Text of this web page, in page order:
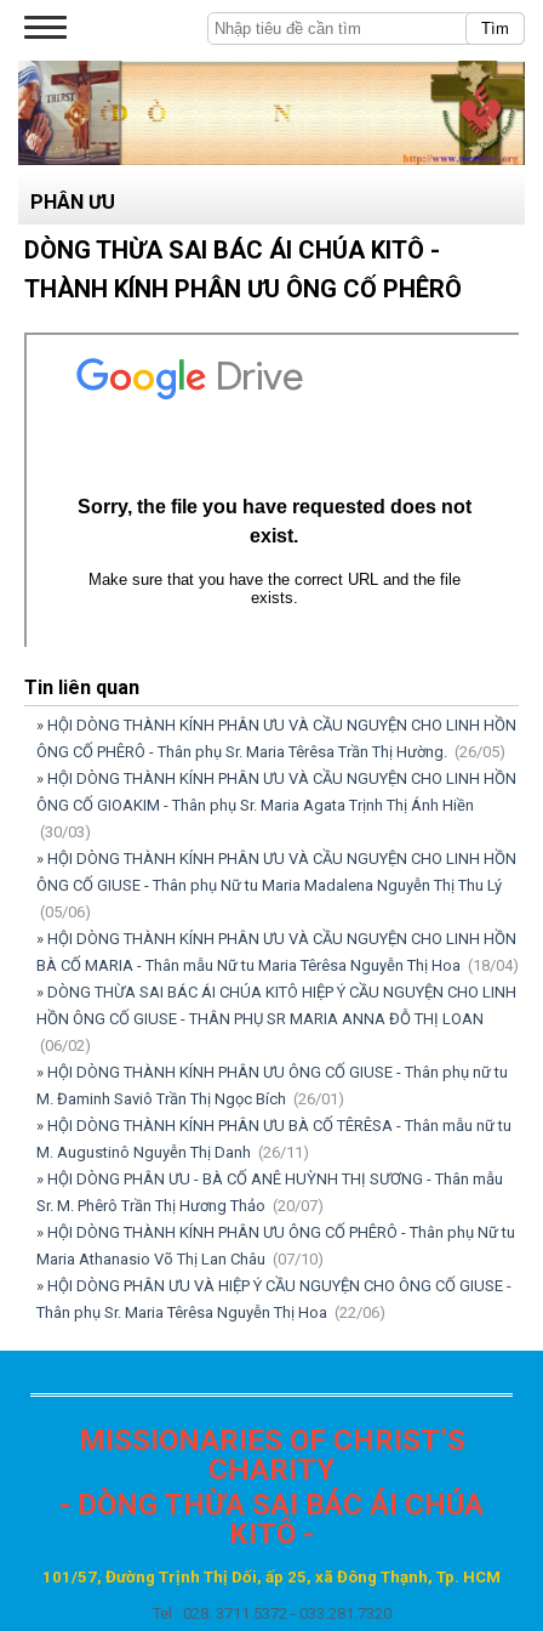
Tìm
PHÂN ƯU
DÒNG THỪA SAI BÁC ÁI CHÚA KITÔ -
THÀNH KÍNH PHÂN ƯU ÔNG CỐ PHÊRÔ
Tin liên quan
» HỘI DÒNG THÀNH KÍNH PHÂN ƯU VÀ CẦU NGUYỆN CHO LINH HỒN
ÔNG CỐ PHÊRÔ - Thân phụ Sr. Maria Têrêsa Trần Thị Hường. (26/05)
» HỘI DÒNG THÀNH KÍNH PHÂN ƯU VÀ CẦU NGUYỆN CHO LINH HỒN
ÔNG CỐ GIOAKIM - Thân phụ Sr. Maria Agata Trịnh Thị Ánh Hiền
(30/03)
» HỘI DÒNG THÀNH KÍNH PHÂN ƯU VÀ CẦU NGUYỆN CHO LINH HỒN
ÔNG CỐ GIUSE - Thân phụ Nữ tu Maria Madalena Nguyễn Thị Thu Lý
(05/06)
» HỘI DÒNG THÀNH KÍNH PHÂN ƯU VÀ CẦU NGUYỆN CHO LINH HỒN
BÀ CỐ MARIA - Thân mẫu Nữ tu Maria Têrêsa Nguyễn Thị Hoa (18/04)
» DÒNG THỪA SAI BÁC ÁI CHÚA KITÔ HIỆP Ý CẦU NGUYỆN CHO LINH
HỒN ÔNG CỐ GIUSE - THÂN PHỤ SR MARIA ANNA ĐỖ THỊ LOAN
(06/02)
» HỘI DÒNG THÀNH KÍNH PHÂN ƯU ÔNG CỐ GIUSE - Thân phụ nữ tu
M. Đaminh Saviô Trần Thị Ngọc Bích (26/01)
» HỘI DÒNG THÀNH KÍNH PHÂN ƯU BÀ CỐ TÊRÊSA - Thân mẫu nữ tu
M. Augustinô Nguyễn Thị Danh (26/11)
» HỘI DÒNG PHÂN ƯU - BÀ CỐ ANÊ HUỲNH THỊ SƯƠNG - Thân mẫu
Sr. M. Phêrô Trần Thị Hương Thảo (20/07)
» HỘI DÒNG THÀNH KÍNH PHÂN ƯU ÔNG CỐ PHÊRÔ - Thân phụ Nữ tu
Maria Athanasio Võ Thị Lan Châu (07/10)
» HỘI DÒNG PHÂN ƯU VÀ HIỆP Ý CẦU NGUYỆN CHO ÔNG CỐ GIUSE -
Thân phụ Sr. Maria Têrêsa Nguyễn Thị Hoa (22/06)
MISSIONARIES OF CHRIST’S
CHARITY
- DÒNG THỪA SAI BÁC ÁI CHÚA
KITÔ -
101/57, Đường Trịnh Thị Dối, ấp 25, xã Đông Thạnh, Tp. HCM
Tel : 028. 3711.5372 - 033.281.7320